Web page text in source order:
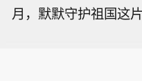
月，默默守护祖国这